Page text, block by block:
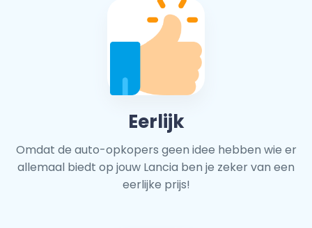
Eerlijk
Omdat de auto-opkopers geen idee hebben wie er
allemaal biedt op jouw Lancia ben je zeker van een
eerlijke prijs!